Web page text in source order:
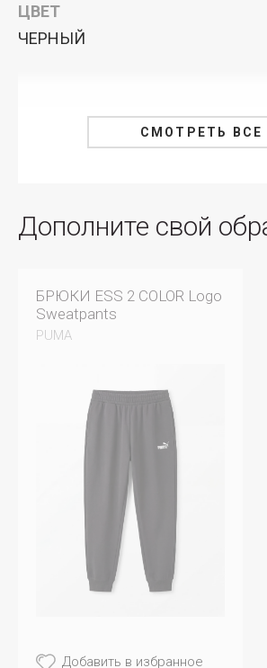
ЦВЕТ
ЧЕРНЫЙ
СМОТРЕТЬ ВСЕ
Дополните свой
БРЮКИ ESS 2 COLOR Logo
Sweatpants
PUMA
Добавить в избранное